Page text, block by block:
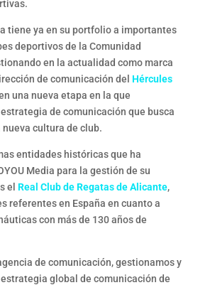
tiene ya en su portfolio a importantes
deportivos de la Comunidad
en la actualidad como marca
de comunicación del Hércules
una nueva etapa en la que
de comunicación que busca
cultura de club.
entidades históricas que ha
Media para la gestión de su
el Real Club de Regatas de Alicante,
referentes en España en cuanto a
con más de 130 años de
de comunicación, gestionamos y
global de comunicación de